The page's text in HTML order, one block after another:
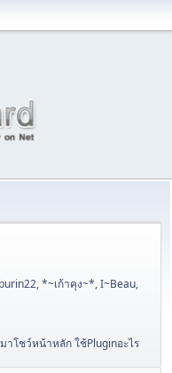
,*~เก้าคุง~*,I~Beau,
าโชว์หน้าหลัก ใช้Pluginอะไร